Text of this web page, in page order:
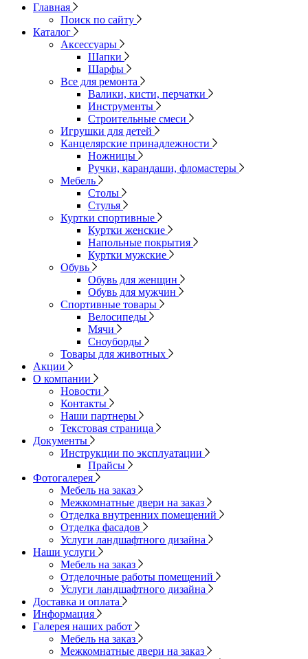
Главная
Поиск по сайту
Каталог
Аксессуары
Шапки
Шарфы
Все для ремонта
Валики, кисти, перчатки
Инструменты
Строительные смеси
Игрушки для детей
Канцелярские принадлежности
Ножницы
Ручки, карандаши, фломастеры
Мебель
Столы
Стулья
Куртки спортивные
Куртки женские
Напольные покрытия
Куртки мужские
Обувь
Обувь для женщин
Обувь для мужчин
Спортивные товары
Велосипеды
Мячи
Сноуборды
Товары для животных
Акции
О компании
Новости
Контакты
Наши партнеры
Текстовая страница
Документы
Инструкции по эксплуатации
Прайсы
Фотогалерея
Мебель на заказ
Межкомнатные двери на заказ
Отделка внутренних помещений
Отделка фасадов
Услуги ландшафтного дизайна
Наши услуги
Мебель на заказ
Отделочные работы помещений
Услуги ландшафтного дизайна
Доставка и оплата
Информация
Галерея наших работ
Мебель на заказ
Межкомнатные двери на заказ